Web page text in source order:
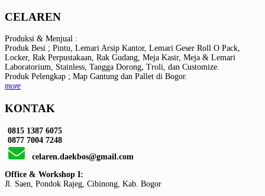
CELAREN
Produksi & Menjual :
Produk Besi ; Pintu, Lemari Arsip Kantor, Lemari Geser Roll O Pack,
Locker, Rak Perpustakaan, Rak Gudang, Meja Kasir, Meja & Lemari
Laboratorium, Stainless, Tangga Dorong, Troli, dan Customize.
Produk Pelengkap ; Map Gantung dan Pallet di Bogor.
more
KONTAK
0815 1387 6075
0877 7004 7248
celaren.daekbos@gmail.com
Office & Workshop I:
Jl. Saen, Pondok Rajeg, Cibinong, Kab. Bogor